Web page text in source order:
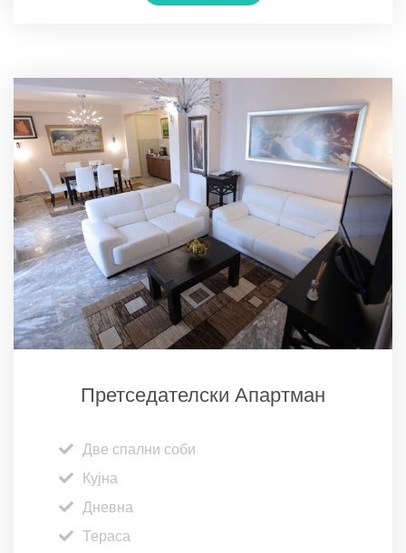
Претседателски Апартман
Две спални соби
Кујна
Дневна
Тераса